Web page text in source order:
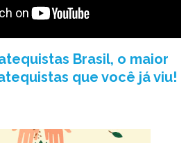
Brasil, o maior
que você já viu!